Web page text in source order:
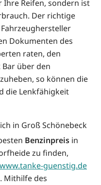
Reifen, sondern ist
Der richtige
Dokumenten des
raten, den
Bar über den
so können die
die Lenkfähigkeit
in Groß Schönebeck
Benzinpreis in
zu finden,
www.tanke-guenstig.de
Mithilfe des